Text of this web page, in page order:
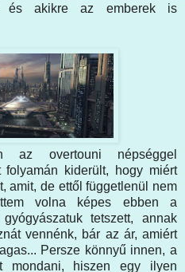
és akikre az emberek is
overtouni népséggel
kiderült, hogy miért
amit, de ettől függetlenül nem
volna képes ebben a
tetszett, annak
vennénk, bár az ár, amiért
Persze könnyű innen, a
mondani, hiszen egy ilyen